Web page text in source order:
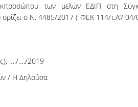
των μελών ΕΔΙΠ στη
ο Ν. 4485/2017 ( ΦΕΚ 114/τ.Α’/
…./…./2019
/ Η Δηλούσα